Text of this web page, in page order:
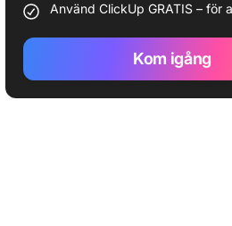
Använd ClickUp GRATIS – för
Kom igång